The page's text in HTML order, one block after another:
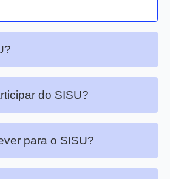
do SISU?
para o SISU?